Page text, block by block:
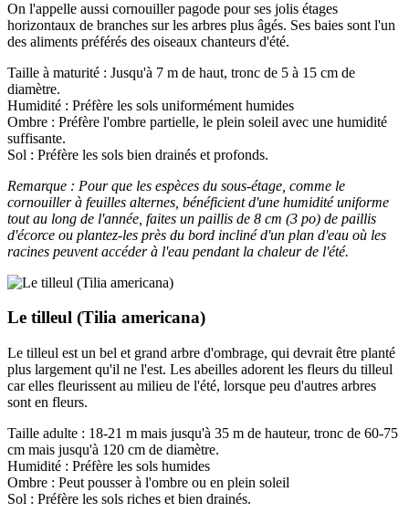
On l'appelle aussi cornouiller pagode pour ses jolis étages
horizontaux de branches sur les arbres plus âgés. Ses baies sont l'un
des aliments préférés des oiseaux chanteurs d'été.
Taille à maturité : Jusqu'à 7 m de haut, tronc de 5 à 15 cm de
diamètre.
Humidité : Préfère les sols uniformément humides
Ombre : Préfère l'ombre partielle, le plein soleil avec une humidité
suffisante.
Sol : Préfère les sols bien drainés et profonds.
Remarque : Pour que les espèces du sous-étage, comme le
cornouiller à feuilles alternes, bénéficient d'une humidité uniforme
tout au long de l'année, faites un paillis de 8 cm (3 po) de paillis
d'écorce ou plantez-les près du bord incliné d'un plan d'eau où les
racines peuvent accéder à l'eau pendant la chaleur de l'été.
Le tilleul (Tilia americana)
Le tilleul est un bel et grand arbre d'ombrage, qui devrait être planté
plus largement qu'il ne l'est. Les abeilles adorent les fleurs du tilleul
car elles fleurissent au milieu de l'été, lorsque peu d'autres arbres
sont en fleurs.
Taille adulte : 18-21 m mais jusqu'à 35 m de hauteur, tronc de 60-75
cm mais jusqu'à 120 cm de diamètre.
Humidité : Préfère les sols humides
Ombre : Peut pousser à l'ombre ou en plein soleil
Sol : Préfère les sols riches et bien drainés.